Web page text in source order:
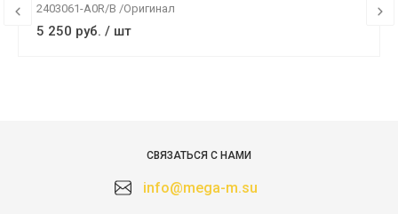
2403061-A0R/B /Оригинал
5 250 руб. / шт
СВЯЗАТЬСЯ С НАМИ
info@mega-m.su